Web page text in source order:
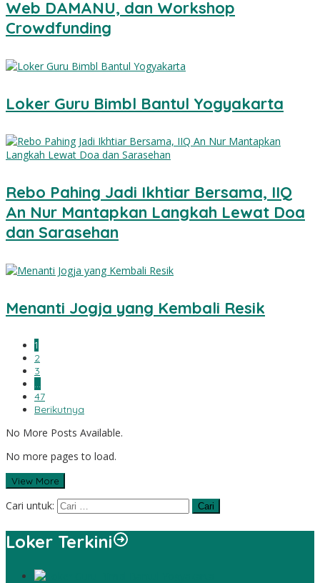
Web DAMANU, dan Workshop
Crowdfunding
Loker Guru Bimbl Bantul Yogyakarta
Rebo Pahing Jadi Ikhtiar Bersama, IIQ
An Nur Mantapkan Langkah Lewat Doa
dan Sarasehan
Menanti Jogja yang Kembali Resik
1
2
3
…
47
Berikutnya
No More Posts Available.
No more pages to load.
View More
Cari untuk:
Loker Terkini